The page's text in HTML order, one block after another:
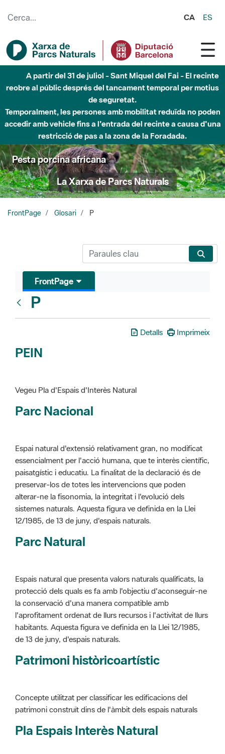
CA ES
Fins al desembre de 2026 - Parc Fluvial Besòs -
Afectacions a la llera del Parc Fluvial del Besòs degut a
obres de construcció d'una passera sobre el riu
Pesta porcina africana
La Xarxa de Parcs Naturals
FrontPage Glosari P
Glosari
P
PEIN
Vegeu Pla d'Espais d'Interès Natural
Espai natural d'extensió relativament gran, no modificat
preservar-los de totes les intervencions que poden
alterar-ne la fisonomia, la integritat i l'evolució dels
sistemes naturals. Aquesta figura ve definida en la Llei
12/1985, de 13 de juny, d'espais naturals.
Parc Natural
Espais natural que presenta valors naturals qualificats, la
l'aprofitament ordenat de llurs recursos i l'activitat de llurs
habitants. Aquesta figura ve definida en la Llei 12/1985,
de 13 de juny, d'espais naturals.
Patrimoni històricoartístic
Concepte utilitzat per classificar les edificacions del
Pla Espais Interès Natural
És un pla territorial sectorial que delimita un conjunt